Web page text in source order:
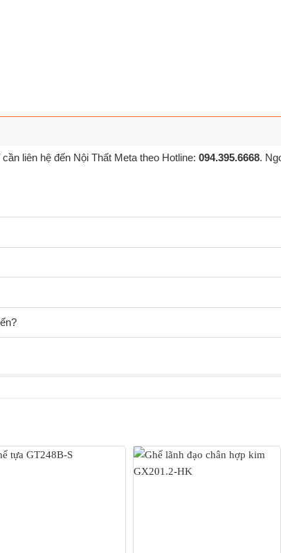
liên hệ đến Nội Thất Meta theo Hotline: 094.395.6668.